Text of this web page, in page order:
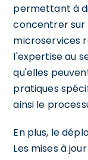
permettant à
concentrer sur
microservices
l'expertise au
qu'elles
pratiques
ainsi le
En plus, le
Les mises à